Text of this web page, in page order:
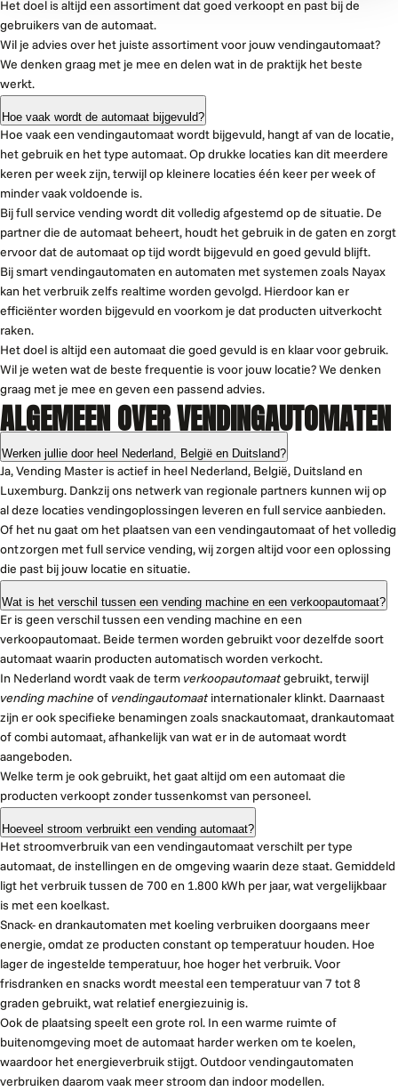
Het doel is altijd een assortiment dat goed verkoopt en past bij de
gebruikers van de automaat.
Wil je advies over het juiste assortiment voor jouw vendingautomaat?
We denken graag met je mee en delen wat in de praktijk het beste
werkt.
Hoe vaak wordt de automaat bijgevuld?
Hoe vaak een vendingautomaat wordt bijgevuld, hangt af van de locatie,
het gebruik en het type automaat. Op drukke locaties kan dit meerdere
keren per week zijn, terwijl op kleinere locaties één keer per week of
minder vaak voldoende is.
Bij full service vending wordt dit volledig afgestemd op de situatie. De
partner die de automaat beheert, houdt het gebruik in de gaten en zorgt
ervoor dat de automaat op tijd wordt bijgevuld en goed gevuld blijft.
Bij smart vendingautomaten en automaten met systemen zoals Nayax
kan het verbruik zelfs realtime worden gevolgd. Hierdoor kan er
efficiënter worden bijgevuld en voorkom je dat producten uitverkocht
raken.
Het doel is altijd een automaat die goed gevuld is en klaar voor gebruik.
Wil je weten wat de beste frequentie is voor jouw locatie? We denken
graag met je mee en geven een passend advies.
ALGEMEEN OVER VENDINGAUTOMATEN
Werken jullie door heel Nederland, België en Duitsland?
Ja, Vending Master is actief in heel Nederland, België, Duitsland en
Luxemburg. Dankzij ons netwerk van regionale partners kunnen wij op
al deze locaties vendingoplossingen leveren en full service aanbieden.
Of het nu gaat om het plaatsen van een vendingautomaat of het volledig
ontzorgen met full service vending, wij zorgen altijd voor een oplossing
die past bij jouw locatie en situatie.
Wat is het verschil tussen een vending machine en een verkoopautomaat?
Er is geen verschil tussen een vending machine en een
verkoopautomaat. Beide termen worden gebruikt voor dezelfde soort
automaat waarin producten automatisch worden verkocht.
In Nederland wordt vaak de term verkoopautomaatgebruikt, terwijl
vending machine of vendingautomaat internationaler klinkt. Daarnaast
zijn er ook specifieke benamingen zoals snackautomaat, drankautomaat
of combi automaat, afhankelijk van wat er in de automaat wordt
aangeboden.
Welke term je ook gebruikt, het gaat altijd om een automaat die
producten verkoopt zonder tussenkomst van personeel.
Hoeveel stroom verbruikt een vending automaat?
Het stroomverbruik van een vendingautomaat verschilt per type
automaat, de instellingen en de omgeving waarin deze staat. Gemiddeld
ligt het verbruik tussen de 700 en 1.800 kWh per jaar, wat vergelijkbaar
is met een koelkast.
Snack- en drankautomaten met koeling verbruiken doorgaans meer
energie, omdat ze producten constant op temperatuur houden. Hoe
lager de ingestelde temperatuur, hoe hoger het verbruik. Voor
frisdranken en snacks wordt meestal een temperatuur van 7 tot 8
graden gebruikt, wat relatief energiezuinig is.
Ook de plaatsing speelt een grote rol. In een warme ruimte of
buitenomgeving moet de automaat harder werken om te koelen,
waardoor het energieverbruik stijgt. Outdoor vendingautomaten
verbruiken daarom vaak meer stroom dan indoor modellen.